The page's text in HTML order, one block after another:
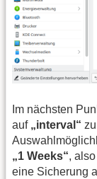
Im nächsten
auf „interval“
„1 Weeks“,
eine Sicherung